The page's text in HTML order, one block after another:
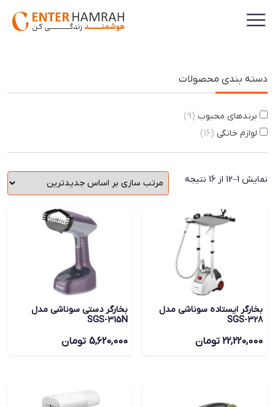
دسته بندی محصولات
برندهای محبوب (9)
لوازم خانگی (16)
نمایش 1–12 از 16 نتیجه
Sorted
بخارگر ایستاده سوناشی مدل
SGS-328
22,220,000 تومان
بخارگر دستی سوناشی مدل
SGS-315N
5,620,000 تومان